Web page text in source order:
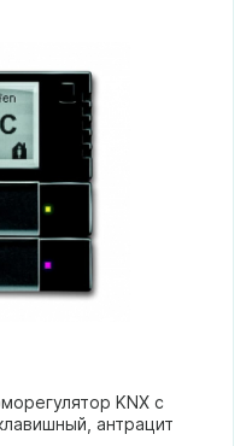
KNX с
антрацит